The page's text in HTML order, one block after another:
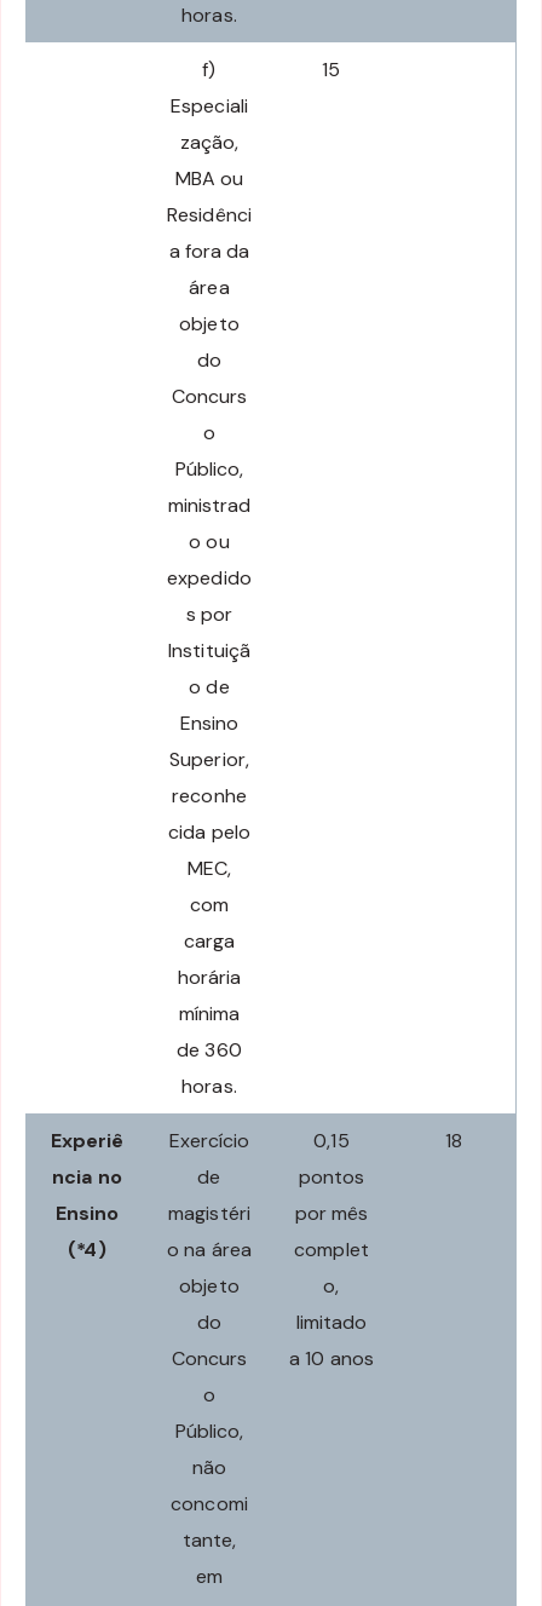
horas.
f)
Especiali
zação,
MBA ou
Residênci
a fora da
área
objeto
do
Concurs
o
Público,
ministrad
o ou
expedido
s por
Instituiçã
o de
Ensino
Superior,
reconhe
cida pelo
MEC,
com
carga
horária
mínima
de 360
horas.
15
Experiê
ncia no
Ensino
(*4)
Exercício
de
magistéri
o na área
objeto
do
Concurs
o
Público,
não
concomi
tante,
em
0,15
pontos
por mês
complet
o,
limitado
a 10 anos
18